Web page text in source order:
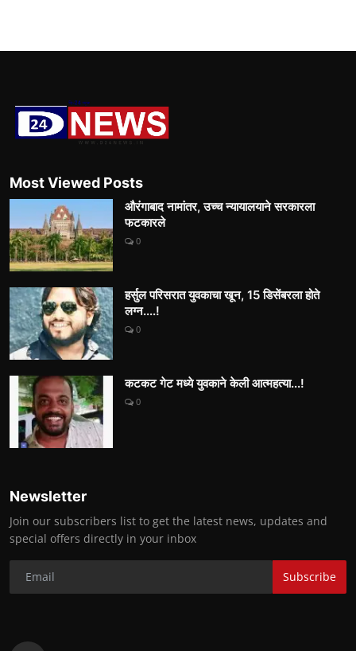
Most Viewed Posts
औरंगाबाद नामांतर, उच्च न्यायालयाने सरकारला
फटकारले
0
हर्सुल परिसरात युवकाचा खून, 15 डिसेंबरला होते
लग्न....!
0
कटकट गेट मध्ये युवकाने केली आत्महत्या...!
0
Newsletter
Join our subscribers list to get the latest news, updates and
special offers directly in your inbox
Subscribe